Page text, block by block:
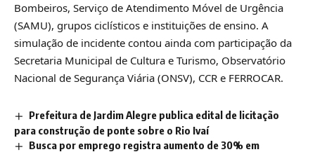
Bombeiros, Serviço de Atendimento Móvel de Urgência
(SAMU), grupos ciclísticos e instituições de ensino. A
simulação de incidente contou ainda com participação da
Secretaria Municipal de Cultura e Turismo, Observatório
Nacional de Segurança Viária (ONSV), CCR e FERROCAR.
Prefeitura de Jardim Alegre publica edital de licitação
para construção de ponte sobre o Rio Ivaí
Busca por emprego registra aumento de 30% em